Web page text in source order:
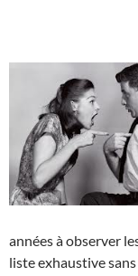
années à observer
liste exhaustive